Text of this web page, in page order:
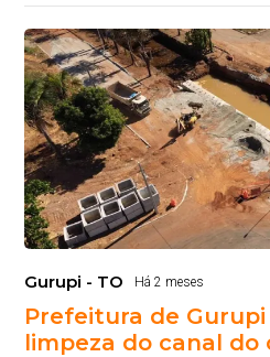
Gurupi - TO Há 2 meses
Prefeitura de
limpeza do canal